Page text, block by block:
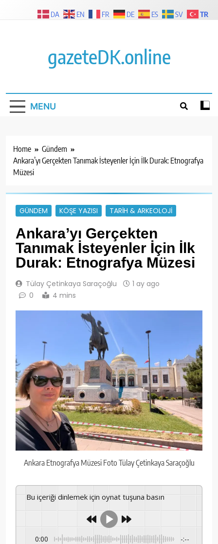
gazeteDK.online
MENU
Home
Gündem
Ankara’yı Gerçekten Tanımak İsteyenler İçin İlk Durak: Etnografya
Müzesi
GÜNDEM KÖŞE YAZISI TARIH & ARKEOLOJI
Ankara’yı Gerçekten
Tanımak İsteyenler İçin İlk
Durak: Etnografya Müzesi
Tülay Çetinkaya Saraçoğlu
1 ay ago
0
4 mins
Ankara Etnografya Müzesi Foto Tülay Çetinkaya Saraçoğlu
Bu içeriği dinlemek için oynat tuşuna basın
0:00 -:--
DA EN FR DE ES SV TR